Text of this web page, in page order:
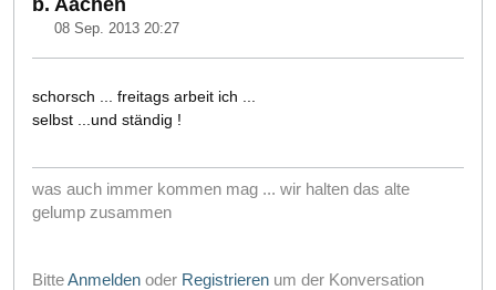
b. Aachen
08 Sep. 2013 20:27
schorsch ... freitags arbeit ich ...
selbst ...und ständig !
was auch immer kommen mag ... wir halten das alte
gelump zusammen
BitteAnmelden oder Registrieren um der Konversation